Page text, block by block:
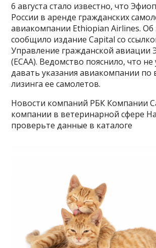
6 августа стало известно, что
России в аренде гражданских
авиакомпании Ethiopian Airlines. Об
сообщило издание Capital со
Управление гражданской авиации
(ECAA). Ведомство пояснило, что
давать указания авиакомпании по
лизинга ее самолетов.
Новости компаний РБК Компании
компании в ветеринарной сфере
проверьте данные в каталоге